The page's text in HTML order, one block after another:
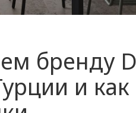
бренду
и как